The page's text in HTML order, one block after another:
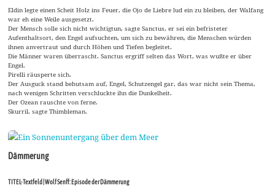
Eldin legte einen Scheit Holz ins Feuer, die Ojo de Liebre lud ein zu bleiben, der Walfang
war eh eine Weile ausgesetzt.
Der Mensch solle sich nicht wichtigtun, sagte Sanctus, er sei ein befristeter
Aufenthaltsort, den Engel aufsuchten, um sich zu bewähren, die Menschen würden
ihnen anvertraut und durch Höhen und Tiefen begleitet.
Die Männer waren überrascht. Sanctus ergriff selten das Wort, was wußte er über
Engel.
Pirelli räusperte sich.
Der Ausguck stand behutsam auf, Engel, Schutzengel gar, das war nicht sein Thema,
nach wenigen Schritten verschluckte ihn die Dunkelheit.
Der Ozean rauschte von ferne.
Skurril, sagte Thimbleman.
Dämmerung
TITEL-Textfeld | Wolf Senff: Episode der Dämmerung